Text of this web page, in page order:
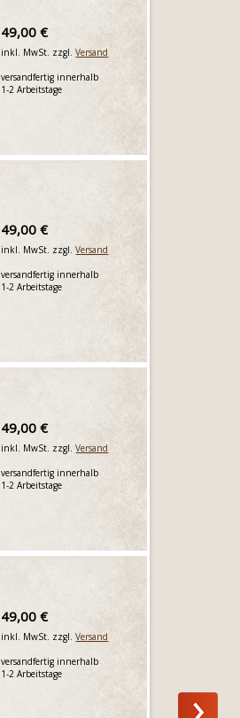
49,00 €
inkl. MwSt. zzgl.Versand
versandfertig innerhalb
1-2 Arbeitstage
49,00 €
inkl. MwSt. zzgl.Versand
versandfertig innerhalb
1-2 Arbeitstage
49,00 €
inkl. MwSt. zzgl.Versand
versandfertig innerhalb
1-2 Arbeitstage
49,00 €
inkl. MwSt. zzgl.Versand
versandfertig innerhalb
1-2 Arbeitstage